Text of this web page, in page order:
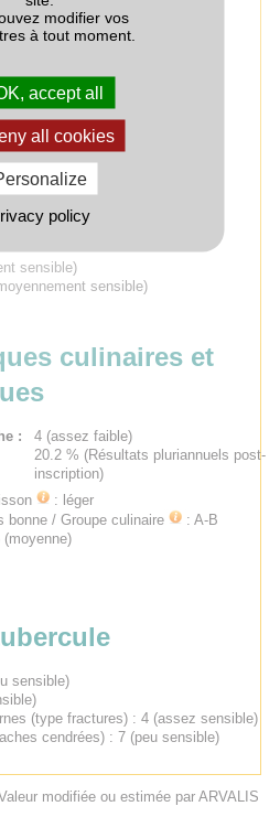
3 (sensible)
sensible)
attaqué)
sensible)
sensible)
culinaires et
:
4 (assez faible)
20.2 % (Résultats pluriannuels post-
inscription)
: léger
bonne / Groupe culinaire : A-B
sensible)
(type fractures) : 4 (assez sensible)
cendrées) : 7 (peu sensible)
modifiée ou estimée par ARVALIS
modifier vos
à tout moment.
accept all
all cookies
policy